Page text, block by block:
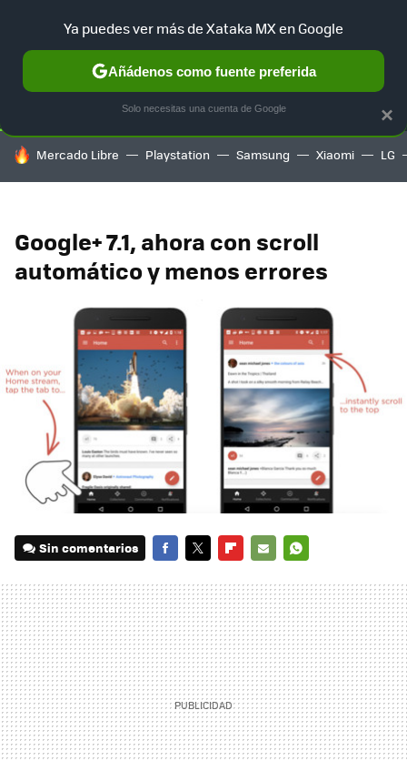
SELECCIÓN GAMING HOME AUTO TERRITORIO
HOY SE HABLA DE
Mercado Libre Playstation Samsung Xiaomi LG
Google+ 7.1, ahora con scroll
automático y menos errores
Sin comentarios
MAIL
×
Ya puedes ver más de Xataka MX en Google
Añádenos como fuente preferida
Solo necesitas una cuenta de Google